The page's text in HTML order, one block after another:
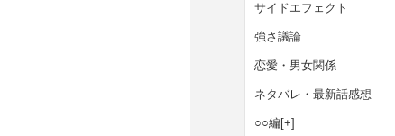
サイドエフェクト
強さ議論
恋愛・男女関係
ネタバレ・最新話感想
○○編[+]